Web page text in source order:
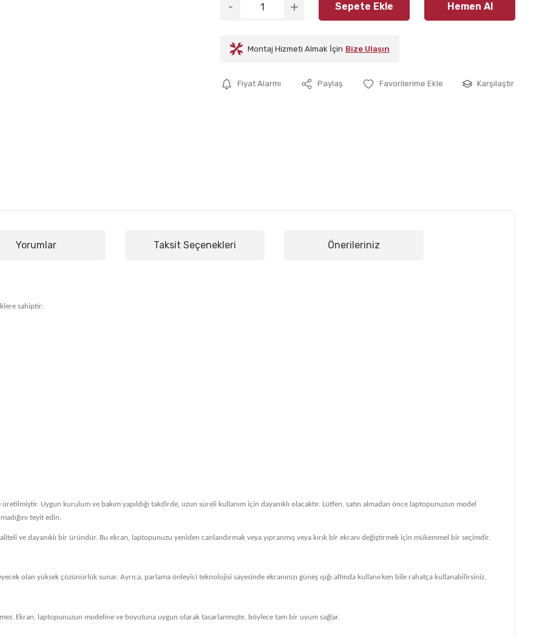
Sepete Ekle Hemen Al
Montaj Hizmeti Almak İçin Bize Ulaşın
Fiyat Alarmı Paylaş Karşılaştır
Yorumlar Taksit Seçenekleri Önerileriniz
sahiptir:
Uygun kurulum ve bakım yapıldığı takdirde, uzun süreli kullanım için dayanıklı olacaktır. Lütfen, satın almadan önce laptopunuzun model
teyit edin.
ve dayanıklı bir üründür. Bu ekran, laptopunuzu yeniden canlandırmak veya yıpranmış veya kırık bir ekranı değiştirmek için mükemmel bir seçimdir.
olan yüksek çözünürlük sunar. Ayrıca, parlama önleyici teknolojisi sayesinde ekranınızı güneş ışığı altında kullanırken bile rahatça kullanabilirsiniz.
Ekran, laptopunuzun modeline ve boyutuna uygun olarak tasarlanmıştır, böylece tam bir uyum sağlar.